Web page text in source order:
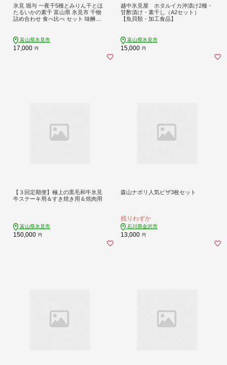
氷見 堀与 一夜干5種とみりん干とほ
たるいかの素干 富山県 氷見市 干物
詰め合わせ 食べ比べ セット 味醂干
富山県氷見市
17,000 円
越中氷見屋 ホタルイカ沖漬け2種・
甘酢漬け・素干し（A2セット）
【魚貝類・加工食品】
富山県氷見市
15,000 円
【３回定期便】極上の黒毛和牛氷見
牛ステーキ用＆すき焼き用＆焼肉用
富山県氷見市
150,000 円
森山ナポリ人気ピザ3枚セット
残りわずか
石川県金沢市
13,000 円